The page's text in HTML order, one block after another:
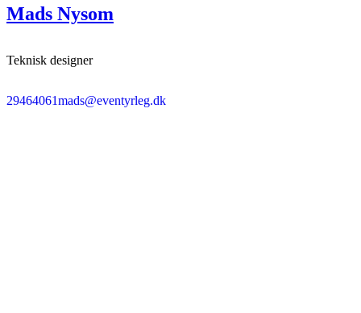
Mads Nysom
Teknisk designer
29464061mads@eventyrleg.dk